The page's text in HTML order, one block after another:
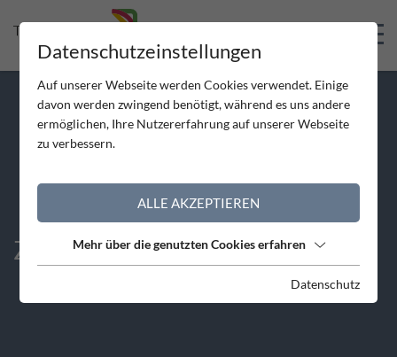
ZIVILDIENST
Datenschutzeinstellungen
Auf unserer Webseite werden Cookies verwendet. Einige
davon werden zwingend benötigt, während es uns andere
ermöglichen, Ihre Nutzererfahrung auf unserer Webseite
zu verbessern.
ALLE AKZEPTIEREN
Mehr über die genutzten Cookies erfahren
Datenschutz